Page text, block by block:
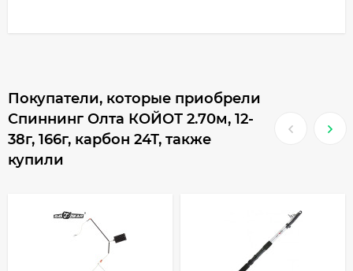
Покупатели, которые приобрели
Спиннинг Олта КОЙОТ 2.70м, 12-
38г, 166г, карбон 24Т, также
купили